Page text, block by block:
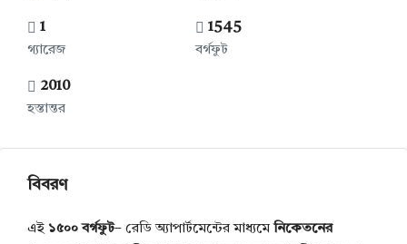
1
গ্যারেজ
1545
বর্গফুট
2010
হস্তান্তর
বিবরণ
এই ১৫০০ বর্গফুট– রেডি অ্যাপার্টমেন্টের মাধ্যমে নিকেতনের